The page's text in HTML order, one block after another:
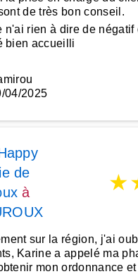
de très bon conseil.
n'ai rien à dire de négatif
bien accueilli
04/2025
de
à
★
sur la région, j'ai
Karine a appelé ma
mon ordonnance